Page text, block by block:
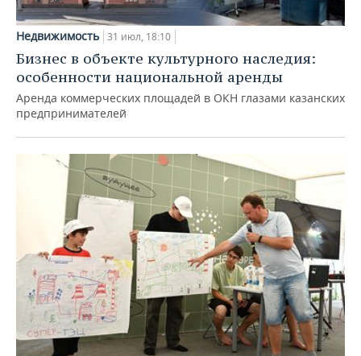
Недвижимость 31 июл, 18:10
Бизнес в объекте культурного наследия:
особенности национальной аренды
Аренда коммерческих площадей в ОКН глазами казанских
предпринимателей